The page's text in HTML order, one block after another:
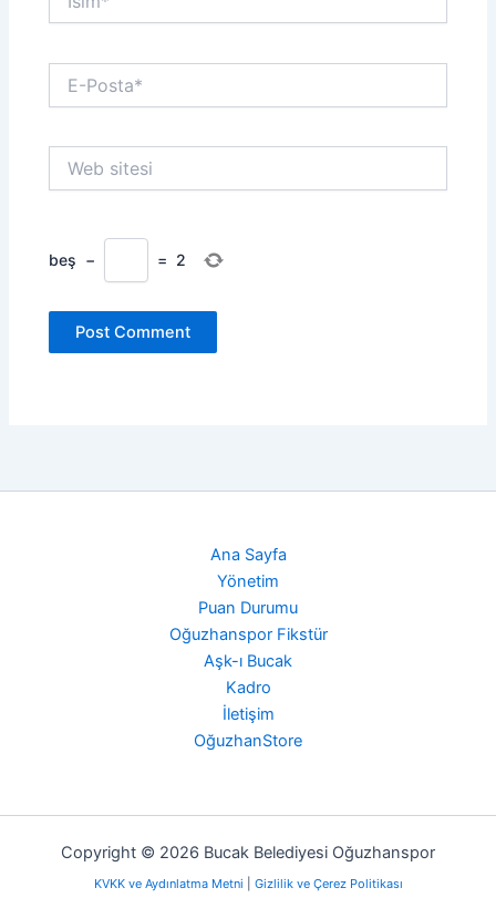
Posta*
sitesi
beş − = 2
Ana Sayfa
Yönetim
Puan Durumu
Oğuzhanspor Fikstür
Aşk-ı Bucak
Kadro
İletişim
OğuzhanStore
Copyright © 2026 Bucak Belediyesi Oğuzhanspor
KVKK ve Aydınlatma Metni Gizlilik ve Çerez Politikası